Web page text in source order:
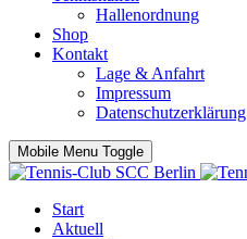
Hallenordnung
Shop
Kontakt
Lage & Anfahrt
Impressum
Datenschutzerklärung
Mobile Menu Toggle
Start
Aktuell